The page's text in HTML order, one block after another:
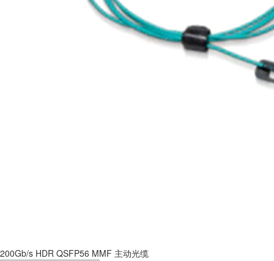
200Gb/s HDR QSFP56 MMF 主动光缆